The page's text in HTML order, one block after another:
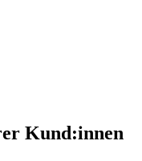
Kund:innen